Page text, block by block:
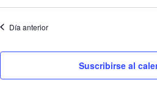
Día anterior
Suscribirse al